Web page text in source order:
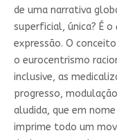
de uma narrativa
superficial, única? É o
expressão. O
o eurocentrismo
inclusive, as
progresso,
aludida, que em
imprime todo um